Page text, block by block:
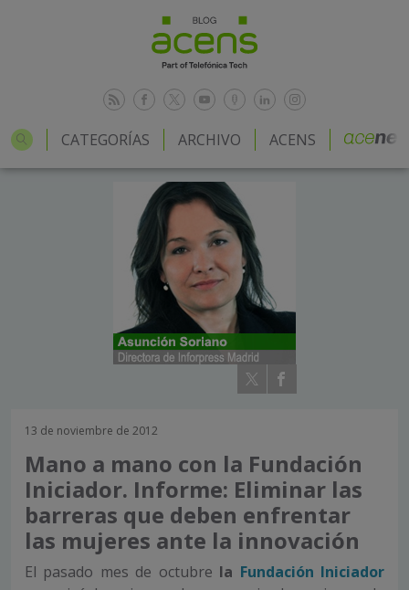
CATEGORÍAS ARCHIVO ACENS
13 de noviembre de 2012
Mano a mano con la Fundación
Iniciador. Informe: Eliminar las
barreras que deben enfrentar
las mujeres ante la innovación
El pasado mes de octubre la Fundación Iniciador